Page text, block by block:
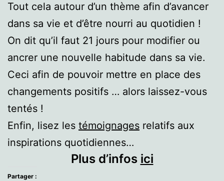
Tout cela autour d’un thème afin d’avancer
dans sa vie et d’être nourri au quotidien !
On dit qu’il faut 21 jours pour modifier ou
ancrer une nouvelle habitude dans sa vie.
Ceci afin de pouvoir mettre en place des
changements positifs … alors laissez-vous
tentés !
Enfin, lisez les témoignages relatifs aux
inspirations quotidiennes…
Plus d’infos ici
Partager :